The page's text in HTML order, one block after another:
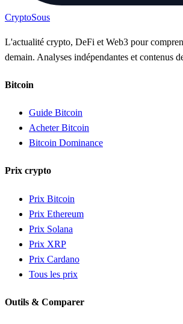
CryptoSous
L'actualité crypto, DeFi et Web3 pour
demain. Analyses indépendantes et contenus
Bitcoin
Guide Bitcoin
Acheter Bitcoin
Bitcoin Dominance
Prix crypto
Prix Bitcoin
Prix Ethereum
Prix Solana
Prix XRP
Prix Cardano
Tous les prix
Outils & Comparer